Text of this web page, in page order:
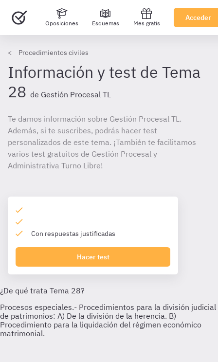
Oposiciones Esquemas Mes gratis
Acceder
Procedimientos civiles
Información y test de Tema
28 de Gestión Procesal TL
Te damos información sobre Gestión Procesal TL.
Además, si te suscribes, podrás hacer test
personalizados de este tema. ¡También te facilitamos
varios test gratuitos de Gestión Procesal y
Administrativa Turno Libre!
Con respuestas justificadas
Hacer test